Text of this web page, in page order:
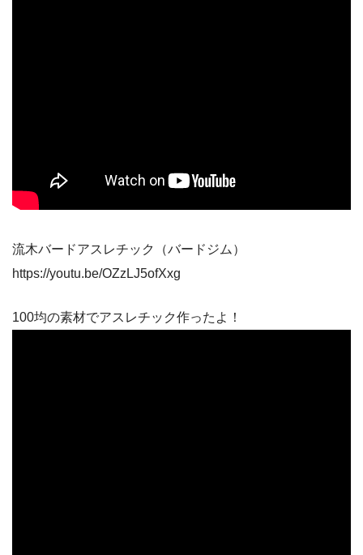
流木バードアスレチック（バードジム）
https://youtu.be/OZzLJ5ofXxg
100均の素材でアスレチック作ったよ！